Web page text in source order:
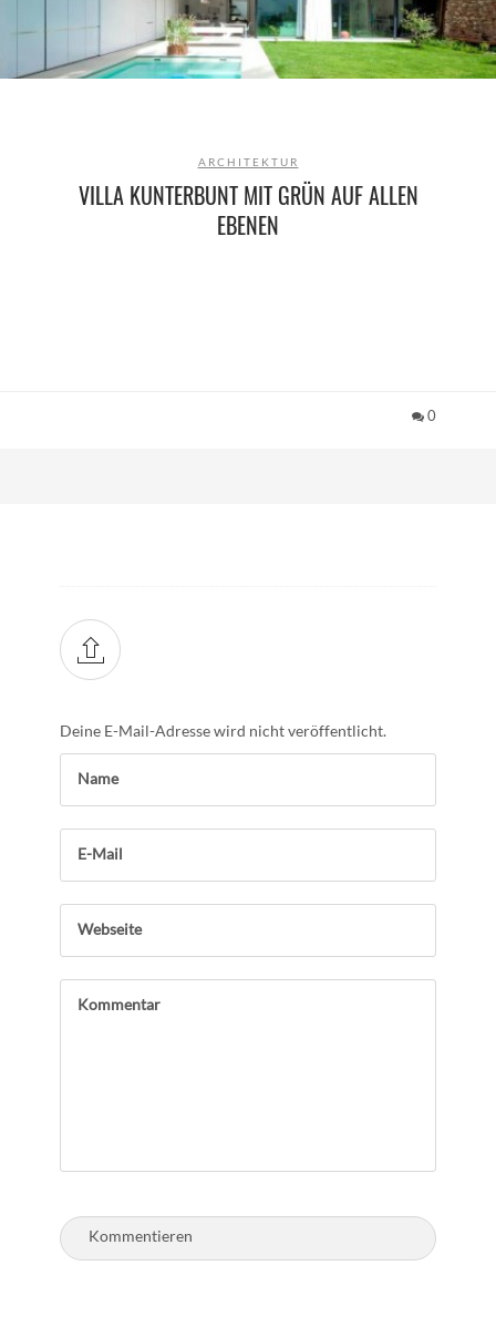
ARCHITEKTUR
VILLA KUNTERBUNT MIT GRÜN AUF ALLEN
EBENEN
0
Deine E-Mail-Adresse wird nicht veröffentlicht.